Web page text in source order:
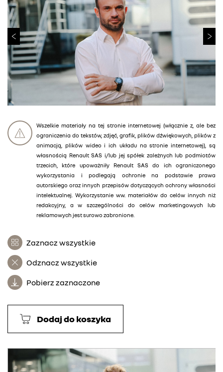
Wszelkie materiały na tej stronie internetowej (włącznie z, ale bez
ograniczenia do tekstów, zdjęć, grafik, plików dźwiękowych, plików z
animacją, plików wideo i ich układu na stronie internetowej), są
własnością Renault SAS i/lub jej spółek zależnych lub podmiotów
trzecich, które upoważniły Renault SAS do ich ograniczonego
wykorzystania i podlegają ochronie na podstawie prawa
autorskiego oraz innych przepisów dotyczących ochrony własności
intelektualnej. Wykorzystanie ww. materiałów do celów innych niż
redakcyjny, a w szczególności do celów marketingowych lub
reklamowych jest surowo zabronione.
Zaznacz wszystkie
Odznacz wszystkie
Pobierz zaznaczone
Dodaj do koszyka